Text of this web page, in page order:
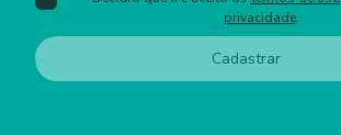
privacidade.
Cadastrar